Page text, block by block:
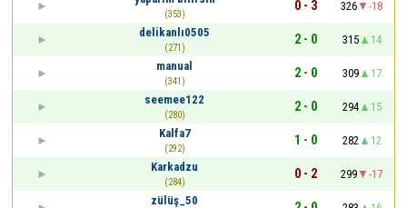
(353)
0 - 3 326
-18
delikanlı0505
(271)
2 - 0 315
14
manual
(341)
2 - 0 309
17
seemee122
(280)
2 - 0 294
15
Kalfa7
(292)
1 - 0 282
12
Karkadzu
(284)
0 - 2 299
-17
zülüş_50